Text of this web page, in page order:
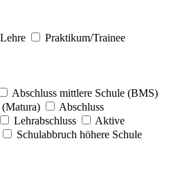
Lehre Praktikum/Trainee
Abschluss mittlere Schule (BMS)
(Matura)
Abschluss
Lehrabschluss
Aktive
Schulabbruch höhere Schule